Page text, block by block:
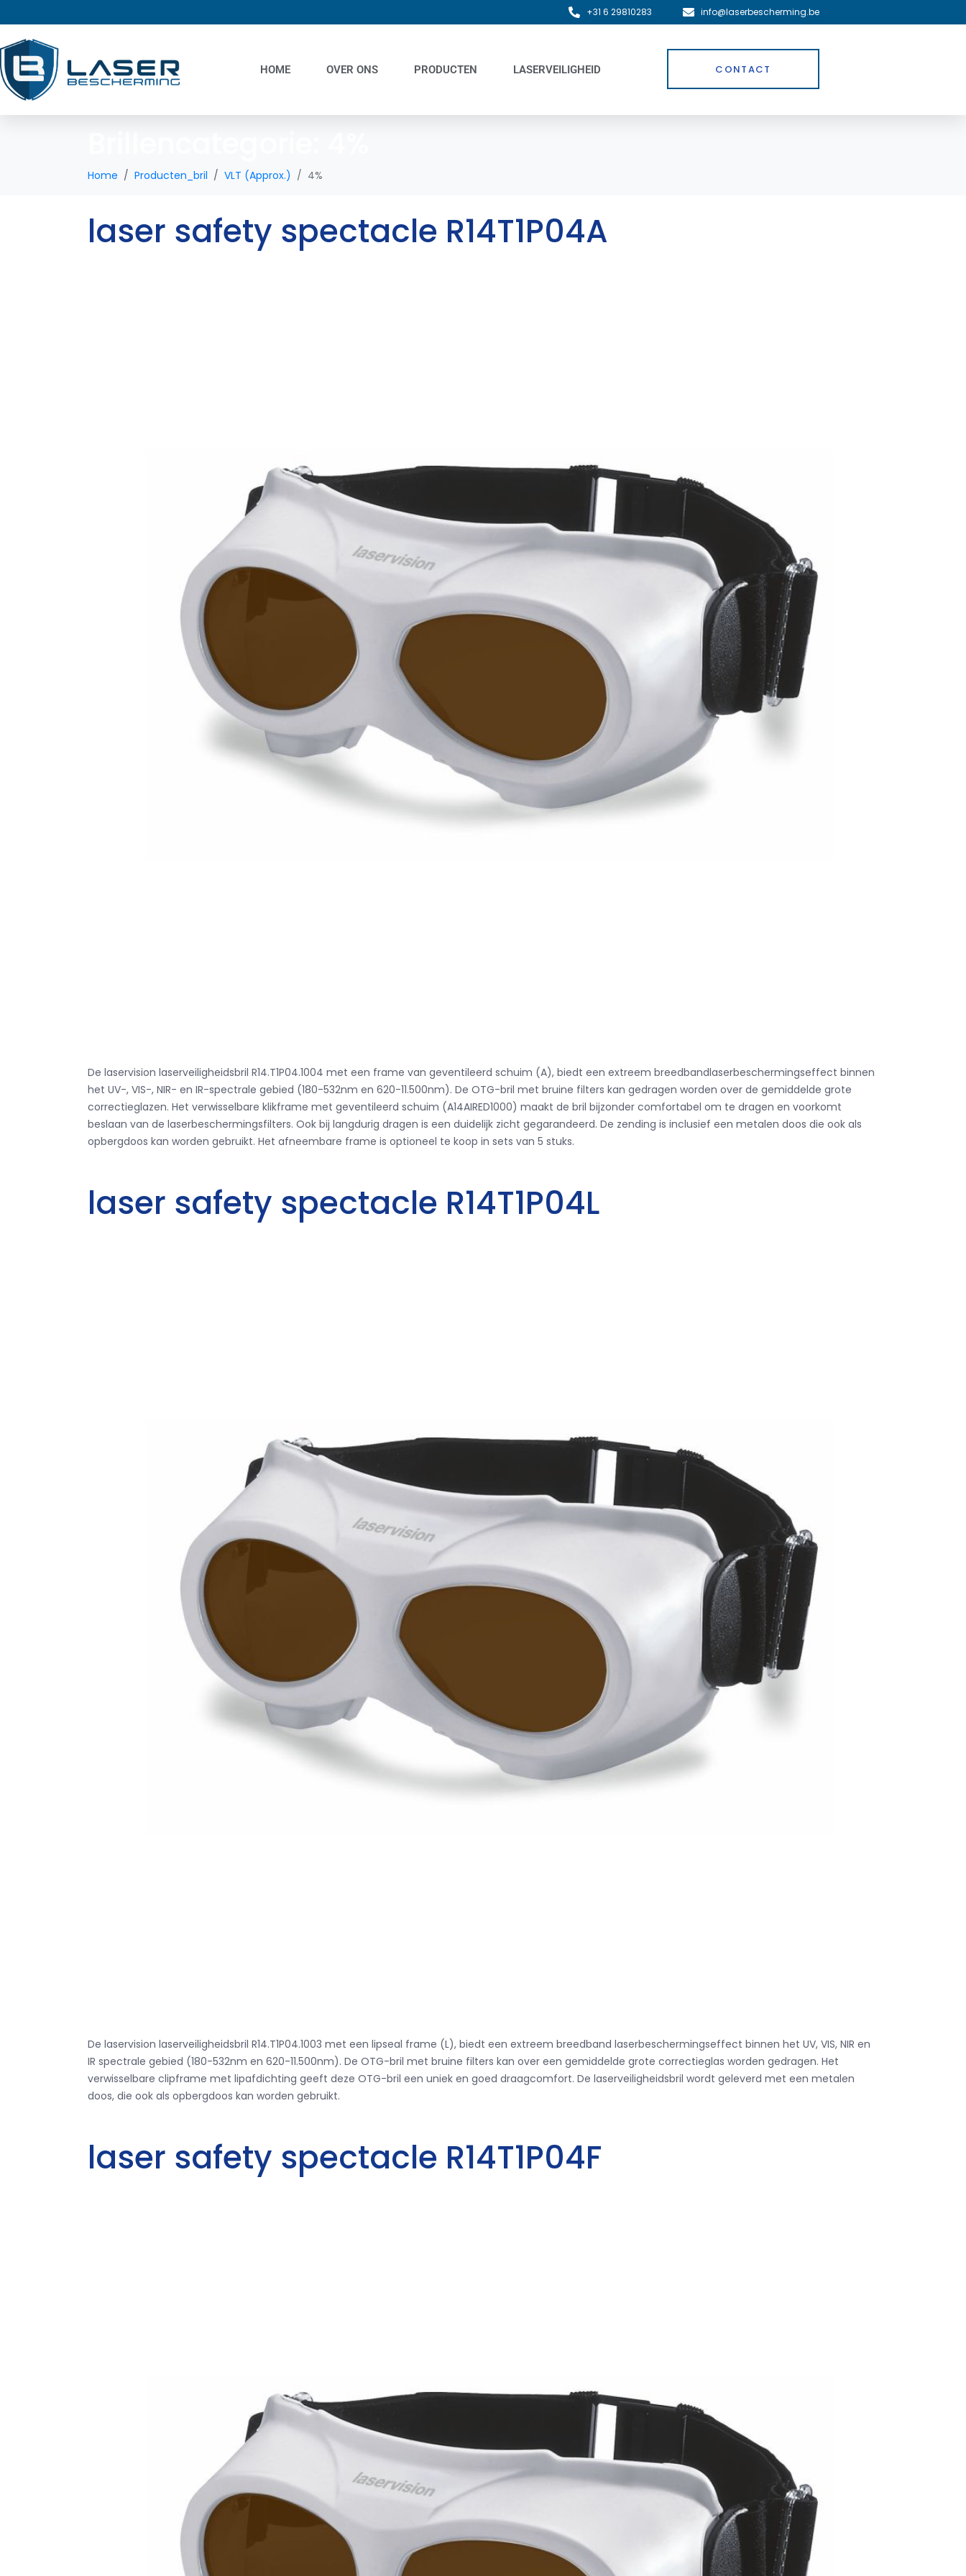
+31 6 29810283 info@laserbescherming.be
HOME OVER ONS PRODUCTEN LASERVEILIGHEID CONTACT
Home Producten_bril VLT (Approx.) 4%
laser safety spectacle R14T1P04A
De laservision laserveiligheidsbril R14.T1P04.1004 met een frame van geventileerd schuim (A), biedt een extreem breedbandlaserbeschermingseffect binnen
het UV-, VIS-, NIR- en IR-spectrale gebied (180-532nm en 620-11.500nm). De OTG-bril met bruine filters kan gedragen worden over de gemiddelde grote
correctieglazen. Het verwisselbare klikframe met geventileerd schuim (A14AIRED1000) maakt de bril bijzonder comfortabel om te dragen en voorkomt
beslaan van de laserbeschermingsfilters. Ook bij langdurig dragen is een duidelijk zicht gegarandeerd. De zending is inclusief een metalen doos die ook als
opbergdoos kan worden gebruikt. Het afneembare frame is optioneel te koop in sets van 5 stuks.
laser safety spectacle R14T1P04L
De laservision laserveiligheidsbril R14.T1P04.1003 met een lipseal frame (L), biedt een extreem breedband laserbeschermingseffect binnen het UV, VIS, NIR en
IR spectrale gebied (180-532nm en 620-11.500nm). De OTG-bril met bruine filters kan over een gemiddelde grote correctieglas worden gedragen. Het
verwisselbare clipframe met lipafdichting geeft deze OTG-bril een uniek en goed draagcomfort. De laserveiligheidsbril wordt geleverd met een metalen
doos, die ook als opbergdoos kan worden gebruikt.
laser safety spectacle R14T1P04F